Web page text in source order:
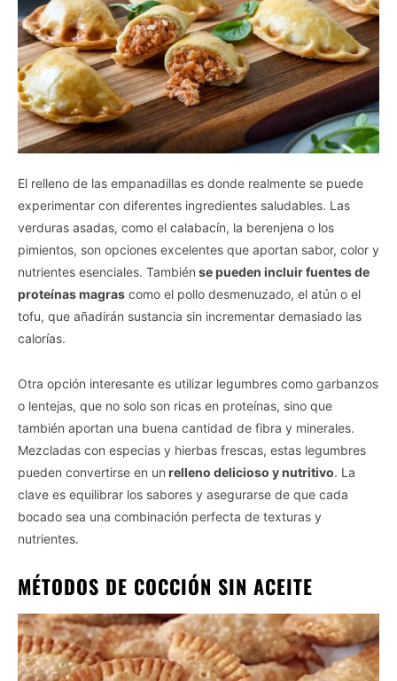
El relleno de las empanadillas es donde realmente se puede
experimentar con diferentes ingredientes saludables. Las
verduras asadas, como el calabacín, la berenjena o los
pimientos, son opciones excelentes que aportan sabor, color y
nutrientes esenciales. También se pueden incluir fuentes de
proteínas magras como el pollo desmenuzado, el atún o el
tofu, que añadirán sustancia sin incrementar demasiado las
calorías.
Otra opción interesante es utilizar legumbres como garbanzos
o lentejas, que no solo son ricas en proteínas, sino que
también aportan una buena cantidad de fibra y minerales.
Mezcladas con especias y hierbas frescas, estas legumbres
pueden convertirse en un relleno delicioso y nutritivo. La
clave es equilibrar los sabores y asegurarse de que cada
bocado sea una combinación perfecta de texturas y
nutrientes.
MÉTODOS DE COCCIÓN SIN ACEITE